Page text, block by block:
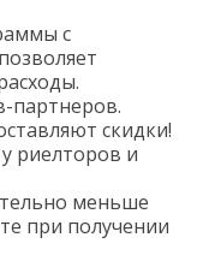
с
партнеров.
скидки!
риелторов и
меньше
при получении